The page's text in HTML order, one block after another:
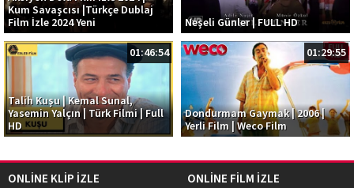
Kum Savaşcısı |Türkçe Dublaj
Film İzle 2024 Yeni
Neşeli Günler | FULL HD
01:46:54
Talih Kuşu | Kemal Sunal,
Yasemin Yalçın | Türk Filmi | Full
HD
01:29:55
Dondurmam Gaymak | 2006 |
Yerli Film | Weco Film
ONLİNE KLİP İZLE ONLİNE FİLM İZLE